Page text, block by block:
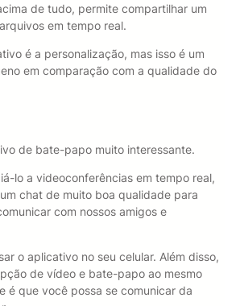
de tudo, permite compartilhar um
em tempo real.
é a personalização, mas isso é um
em comparação com a qualidade do
de bate-papo muito interessante.
lo a videoconferências em tempo real,
chat de muito boa qualidade para
com nossos amigos e
o aplicativo no seu celular. Além disso,
de vídeo e bate-papo ao mesmo
é que você possa se comunicar da